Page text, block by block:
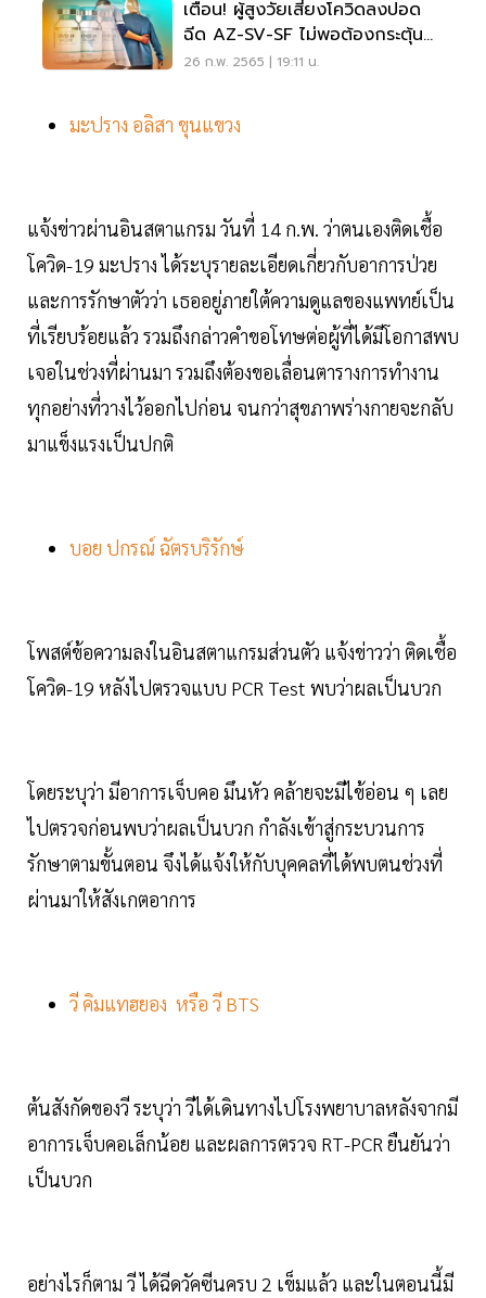
เตือน! ผู้สูงวัยเสี่ยงโควิดลงปอด
ฉีด AZ-SV-SF ไม่พอต้องกระตุ้น
ด้วย MRNA
26 ก.พ. 2565 | 19:11 น.
มะปราง อลิสา ขุนแขวง
แจ้งข่าวผ่านอินสตาแกรม วันที่ 14 ก.พ. ว่าตนเองติดเชื้อ
โควิด-19 มะปราง ได้ระบุรายละเอียดเกี่ยวกับอาการป่วย
และการรักษาตัวว่า เธออยู่ภายใต้ความดูแลของแพทย์เป็น
ที่เรียบร้อยแล้ว รวมถึงกล่าวคำขอโทษต่อผู้ที่ได้มีโอกาสพบ
เจอในช่วงที่ผ่านมา รวมถึงต้องขอเลื่อนตารางการทำงาน
ทุกอย่างที่วางไว้ออกไปก่อน จนกว่าสุขภาพร่างกายจะกลับ
มาแข็งแรงเป็นปกติ
บอย ปกรณ์ ฉัตรบริรักษ์
โพสต์ข้อความลงในอินสตาแกรมส่วนตัว แจ้งข่าวว่า ติดเชื้อ
โควิด-19 หลังไปตรวจแบบ PCR Test พบว่าผลเป็นบวก
โดยระบุว่า มีอาการเจ็บคอ มึนหัว คล้ายจะมีไข้อ่อน ๆ เลย
ไปตรวจก่อนพบว่าผลเป็นบวก กำลังเข้าสู่กระบวนการ
รักษาตามขั้นตอน จึงได้แจ้งให้กับบุคคลที่ได้พบตนช่วงที่
ผ่านมาให้สังเกตอาการ
วี คิมแทฮยอง หรือ วี BTS
ต้นสังกัดของวี ระบุว่า วีได้เดินทางไปโรงพยาบาลหลังจากมี
อาการเจ็บคอเล็กน้อย และผลการตรวจ RT-PCR ยืนยันว่า
เป็นบวก
อย่างไรก็ตาม วี ได้ฉีดวัคซีนครบ 2 เข็มแล้ว และในตอนนี้มี